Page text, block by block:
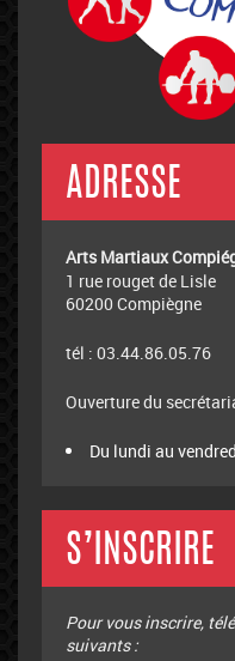
ADRESSE
Arts Martiaux
1 rue rouget de Lisle
60200 Compiègne
tél : 03.44.86.05.76
Ouverture du
Du lundi au
S’INSCRIRE
Pour vous inscrire,
suivants :